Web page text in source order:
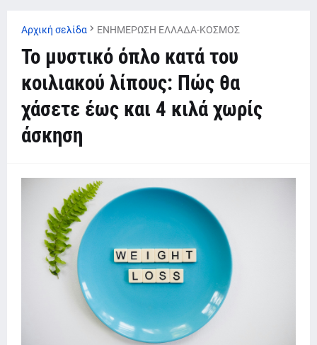
Αρχική σελίδα ΕΝΗΜΕΡΩΣΗ ΕΛΛΑΔΑ-ΚΟΣΜΟΣ
Το μυστικό όπλο κατά του
κοιλιακού λίπους: Πώς θα
χάσετε έως και 4 κιλά χωρίς
άσκηση